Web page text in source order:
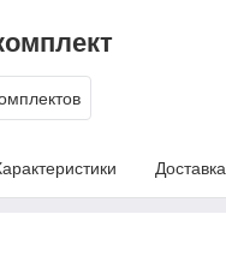
Доставка